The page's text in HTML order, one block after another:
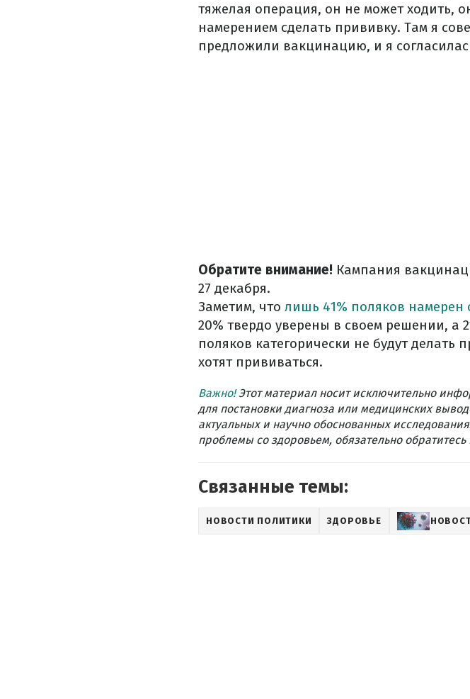
тяжелая операция, он не может ходить,
намерением сделать прививку. Там я
предложили вакцинацию, и я
Обратите внимание! Кампания
27 декабря.
Заметим, что лишь 41% поляков намерен
20% твердо уверены в своем решении, а
поляков категорически не будут делать
хотят прививаться.
Важно!Этот материал носит исключительно
для постановки диагноза или медицинских
актуальных и научно обоснованных
проблемы со здоровьем, обязательно обратитесь
Связанные темы:
НОВОСТИ ПОЛИТИКИ ЗДОРОВЬЕ